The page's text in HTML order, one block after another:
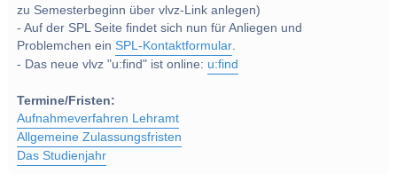
zu Semesterbeginn über vlvz-Link anlegen)
- Auf der SPL Seite findet sich nun für Anliegen und
Problemchen einSPL-Kontaktformular.
- Das neue vlvz "u:find" ist online: u:find
Termine/Fristen:
Aufnahmeverfahren Lehramt
Allgemeine Zulassungsfristen
Das Studienjahr